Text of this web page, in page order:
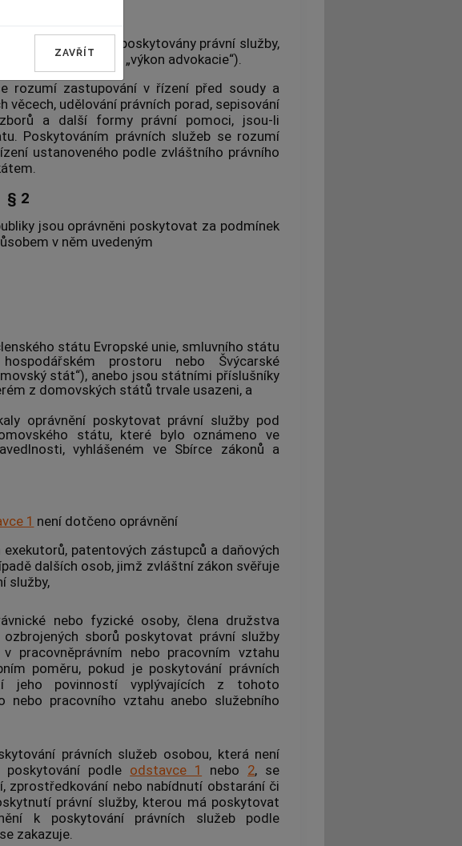
nichž mohou být poskytovány právní služby,
advokáty(dále jen „výkon advokacie“).
rozumí zastupování v řízení před soudy a
věcech, udělování právních porad, sepisování
a další formy právní pomoci, jsou-li
Poskytováním právních služeb se rozumí
ustanoveného podle zvláštního právního
.
§ 2
jsou oprávněni poskytovat za podmínek
v něm uvedeným
státu Evropské unie, smluvního státu
prostoru nebo Švýcarské
stát“), anebo jsou státními příslušníky
z domovských států trvale usazeni, a
oprávnění poskytovat právní služby pod
státu, které bylo oznámeno ve
vyhlášeném ve Sbírce zákonů a
1 není dotčeno oprávnění
patentových zástupců a daňových
dalších osob, jimž zvláštní zákon svěřuje
služby,
nebo fyzické osoby, člena družstva
ozbrojených sborů poskytovat právní služby
pracovněprávním nebo pracovním vztahu
poměru, pokud je poskytování právních
jeho povinností vyplývajících z tohoto
nebo pracovního vztahu anebo služebního
právních služeb osobou, která není
podle odstavce 1 nebo 2, se
zprostředkování nebo nabídnutí obstarání či
právní služby, kterou má poskytovat
k poskytování právních služebpodle
zakazuje.
ZAVŘÍT